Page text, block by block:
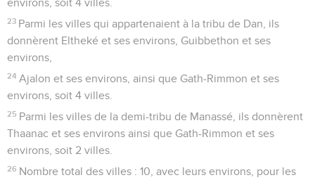
environs, soit 4 villes.
23 Parmi les villes qui appartenaient à la tribu de Dan, ils
donnèrent Eltheké et ses environs, Guibbethon et ses
environs,
24 Ajalon et ses environs, ainsi que Gath-Rimmon et ses
environs, soit 4 villes.
25 Parmi les villes de la demi-tribu de Manassé, ils donnèrent
Thaanac et ses environs ainsi que Gath-Rimmon et ses
environs, soit 2 villes.
26 Nombre total des villes : 10, avec leurs environs, pour les